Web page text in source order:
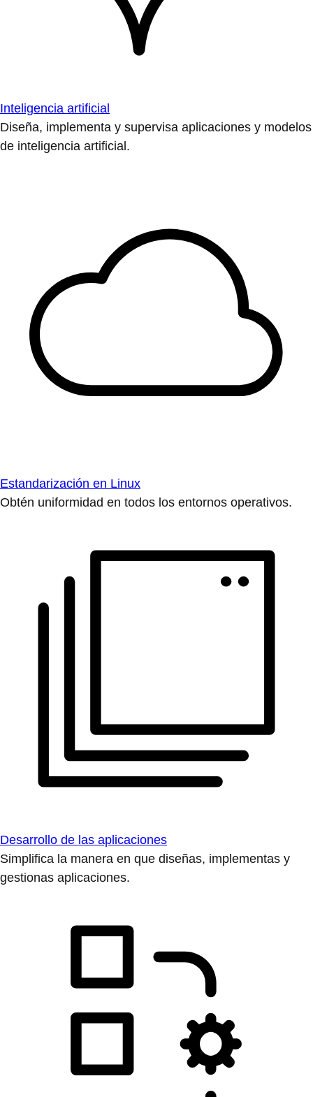
Inteligencia artificial
Diseña, implementa y supervisa aplicaciones y modelos
de inteligencia artificial.
Estandarización en Linux
Obtén uniformidad en todos los entornos operativos.
Desarrollo de las aplicaciones
Simplifica la manera en que diseñas, implementas y
gestionas aplicaciones.